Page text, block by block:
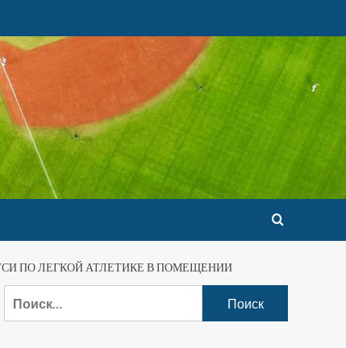
ПО ЛЕГКОЙ АТЛЕТИКЕ В ПОМЕЩЕНИИ